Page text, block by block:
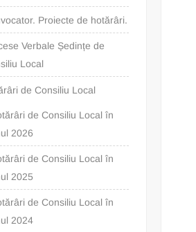
Proiecte de hotărâri.
Verbale Ședințe de
Local
de Consiliu Local
de Consiliu Local în
2026
de Consiliu Local în
2025
de Consiliu Local în
2024